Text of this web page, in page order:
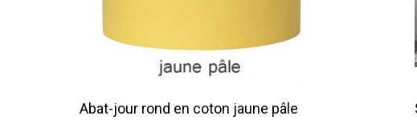
Abat-jour rond en coton jaune pâle